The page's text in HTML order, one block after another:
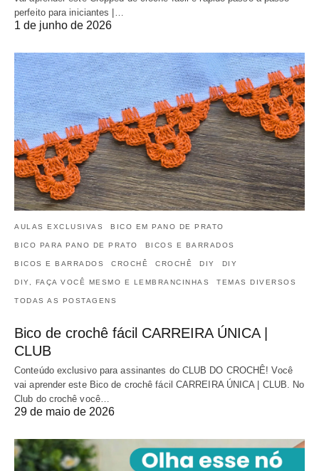
perfeito para iniciantes |…
1 de junho de 2026
AULAS EXCLUSIVAS BICO EM PANO DE PRATO
BICO PARA PANO DE PRATO BICOS E BARRADOS
BICOS E BARRADOS CROCHÊ CROCHÊ DIY DIY
DIY, FAÇA VOCÊ MESMO E LEMBRANCINHAS TEMAS DIVERSOS
TODAS AS POSTAGENS
Bico de crochê fácil CARREIRA ÚNICA |
CLUB
Conteúdo exclusivo para assinantes do CLUB DO CROCHÊ! Você
vai aprender este Bico de crochê fácil CARREIRA ÚNICA | CLUB. No
Club do crochê você…
29 de maio de 2026